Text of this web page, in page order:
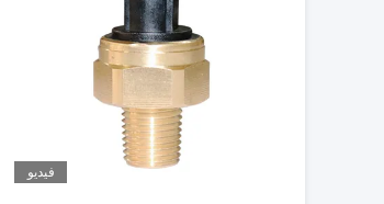
فيديو